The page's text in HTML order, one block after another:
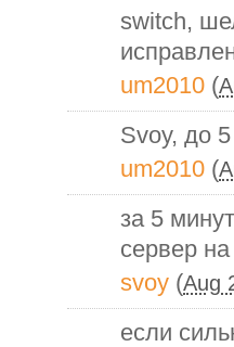
switch,
um2010 (
Svoy, до
um2010 (
за 5
сервер
svoy (Aug
если